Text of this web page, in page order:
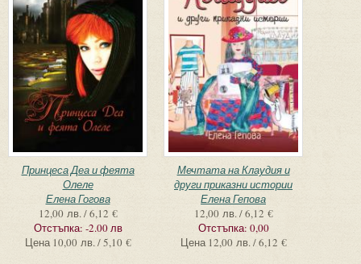
Принцеса Деа и феята
Олеле
Елена Гогова
12,00 лв. / 6,12 €
Отстъпка: -2.00 лв
Цена 10,00 лв. / 5,10 €
Мечтата на Клаудия и
други приказни истории
Елена Гепова
12,00 лв. / 6,12 €
Отстъпка: 0,00
Цена 12,00 лв. / 6,12 €